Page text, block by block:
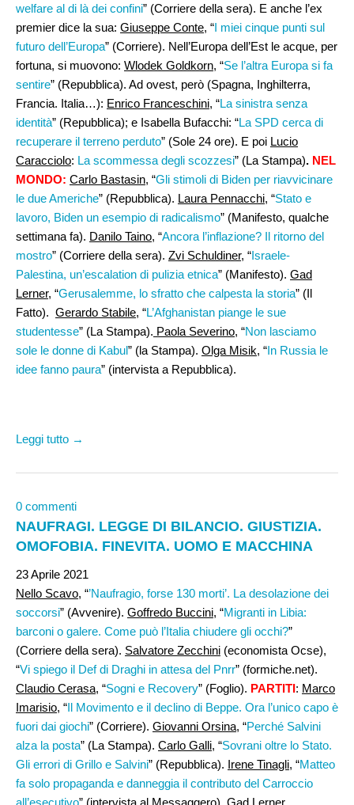
welfare al di là dei confini” (Corriere della sera). E anche l’ex
premier dice la sua: Giuseppe Conte, “I miei cinque punti sul
futuro dell’Europa” (Corriere). Nell’Europa dell’Est le acque, per
fortuna, si muovono: Wlodek Goldkorn, “Se l’altra Europa si fa
sentire” (Repubblica). Ad ovest, però (Spagna, Inghilterra,
Francia. Italia…): Enrico Franceschini, “La sinistra senza
identità” (Repubblica); e Isabella Bufacchi: “La SPD cerca di
recuperare il terreno perduto” (Sole 24 ore). E poi Lucio
Caracciolo: La scommessa degli scozzesi” (La Stampa). NEL
MONDO: Carlo Bastasin, “Gli stimoli di Biden per riavvicinare
le due Americhe” (Repubblica). Laura Pennacchi, “Stato e
lavoro, Biden un esempio di radicalismo” (Manifesto, qualche
settimana fa). Danilo Taino, “Ancora l’inflazione? Il ritorno del
mostro” (Corriere della sera). Zvi Schuldiner, “Israele-
Palestina, un’escalation di pulizia etnica” (Manifesto). Gad
Lerner, “Gerusalemme, lo sfratto che calpesta la storia” (Il
Fatto). Gerardo Stabile, “L’Afghanistan piange le sue
studentesse” (La Stampa). Paola Severino, “Non lasciamo
sole le donne di Kabul” (la Stampa). Olga Misik, “In Russia le
idee fanno paura” (intervista a Repubblica).
Leggi tutto →
0 commenti
NAUFRAGI. LEGGE DI BILANCIO. GIUSTIZIA.
OMOFOBIA. FINEVITA. UOMO E MACCHINA
23 Aprile 2021
Nello Scavo, “’Naufragio, forse 130 morti’. La desolazione dei
soccorsi” (Avvenire). Goffredo Buccini, “Migranti in Libia:
barconi o galere. Come può l’Italia chiudere gli occhi?”
(Corriere della sera). Salvatore Zecchini (economista Ocse),
“Vi spiego il Def di Draghi in attesa del Pnrr” (formiche.net).
Claudio Cerasa, “Sogni e Recovery” (Foglio). PARTITI: Marco
Imarisio, “Il Movimento e il declino di Beppe. Ora l’unico capo è
fuori dai giochi” (Corriere). Giovanni Orsina, “Perché Salvini
alza la posta” (La Stampa). Carlo Galli, “Sovrani oltre lo Stato.
Gli errori di Grillo e Salvini” (Repubblica). Irene Tinagli, “Matteo
fa solo propaganda e danneggia il contributo del Carroccio
all’esecutivo” (intervista al Messaggero). Gad Lerner,